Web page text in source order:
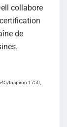
collabore
de
Inspiron 1750,